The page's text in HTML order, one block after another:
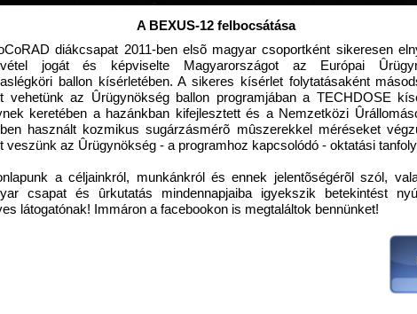
A BEXUS-12 felbocsátása
diákcsapat 2011-ben elsõ magyar csoportként sikeresen
jogát és képviselte Magyarországot az Európai
ballon kísérletében. A sikeres kísérlet folytatásaként
vehetünk az Ûrügynökség ballon programjában a TECHDOSE
keretében a hazánkban kifejlesztett és a Nemzetközi
használt kozmikus sugárzásmérõ mûszerekkel méréseket
veszünk az Ûrügynökség - a programhoz kapcsolódó - oktatási
a céljainkról, munkánkról és ennek jelentõségérõl szól,
csapat és ûrkutatás mindennapjaiba igyekszik betekintést
látogatónak! Immáron a facebookon is megtaláltok bennünket!